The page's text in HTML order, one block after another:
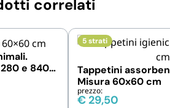
correlati
e 840
5 strati
Tappetini
Misura 60x60 cm
prezzo:
€ 29,50